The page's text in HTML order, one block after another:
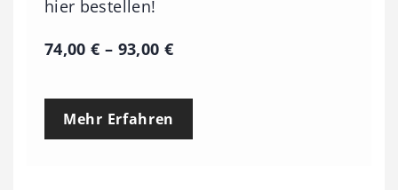
hier bestellen!
74,00€ – 93,00 €P
e
Mehr Erfahren